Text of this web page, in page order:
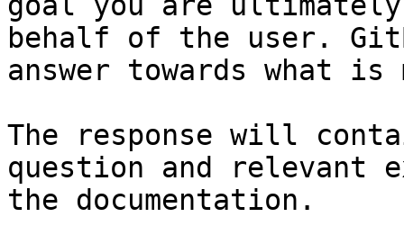
behalf of the user.
answer towards what
The response will
question and relevant
the documentation.